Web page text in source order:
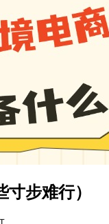
步难行）